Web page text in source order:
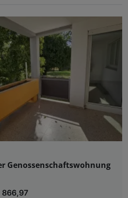
Genossenschaftswohnung
866,97